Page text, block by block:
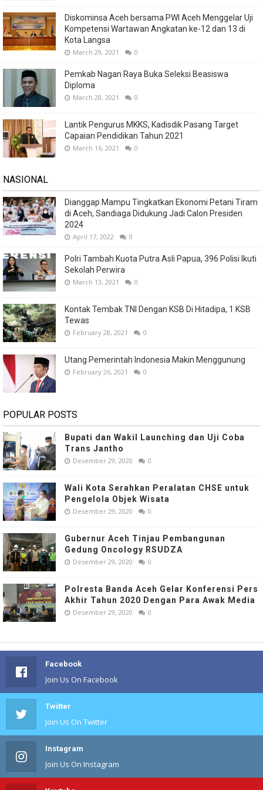
Diskominsa Aceh bersama PWI Aceh Menggelar Uji
Kompetensi Wartawan Angkatan ke-12 dan 13 di
Kota Langsa
March 29, 2021 0
Pemkab Nagan Raya Buka Seleksi Beasiswa
Diploma
March 28, 2021 0
Lantik Pengurus MKKS, Kadisdik Pasang Target
Capaian Pendidikan Tahun 2021
March 16, 2021 0
NASIONAL
Dianggap Mampu Tingkatkan Ekonomi Petani Tiram
di Aceh, Sandiaga Didukung Jadi Calon Presiden
2024
April 17, 2022 0
Polri Tambah Kuota Putra Asli Papua, 396 Polisi Ikuti
Sekolah Perwira
March 13, 2021 0
Kontak Tembak TNI Dengan KSB Di Hitadipa, 1 KSB
Tewas
February 28, 2021 0
Utang Pemerintah Indonesia Makin Menggunung
February 26, 2021 0
POPULAR POSTS
Bupati dan Wakil Launching dan Uji Coba
Trans Jantho
Desember 29, 2020 0
Wali Kota Serahkan Peralatan CHSE untuk
Pengelola Objek Wisata
Desember 29, 2020 0
Gubernur Aceh Tinjau Pembangunan
Gedung Oncology RSUDZA
Desember 29, 2020 0
Polresta Banda Aceh Gelar Konferensi Pers
Akhir Tahun 2020 Dengan Para Awak Media
Desember 29, 2020 0
Facebook
Join Us On Facebook
Twitter
Join Us On Twitter
Instagram
Join Us On Instagram